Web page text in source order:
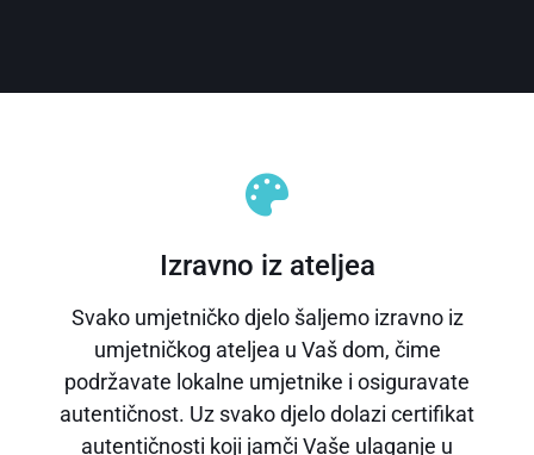
Izravno iz ateljea
Svako umjetničko djelo šaljemo izravno iz
umjetničkog ateljea u Vaš dom, čime
podržavate lokalne umjetnike i osiguravate
autentičnost. Uz svako djelo dolazi certifikat
autentičnosti koji jamči Vaše ulaganje u